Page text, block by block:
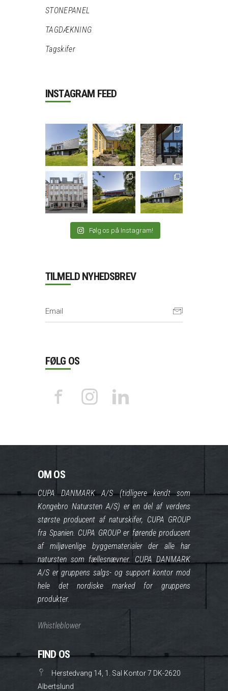
STONEPANEL
TAGDÆKNING
Tagskifer
INSTAGRAM FEED
Følg os på Instagram!
TILMELD NYHEDSBREV
FØLG OS
OM OS
CUPA DANMARK A/S (tidligere kendt som
Kongebro Natursten A/S) er en del af verdens
største producent af naturskifer, CUPA GROUP
fra Spanien. CUPA GROUP er førende producent
af miljøvenlige byggematerialer der alle har
natursten som fællesnævner. CUPA DANMARK
A/S er gruppens salgs- og support kontor mod
hele det nordiske marked for gruppens
produkter.
Whistleblower
FIND OS
Herstedvang 14, 1. Sal Kontor 7 DK-2620
Albertslund